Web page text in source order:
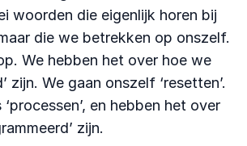
woorden die eigenlijk horen bij
die we betrekken op onszelf.
We hebben het over hoe we
zijn. We gaan onszelf ‘resetten’.
en hebben het over
zijn.